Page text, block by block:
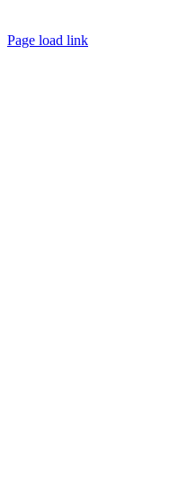
Page load link